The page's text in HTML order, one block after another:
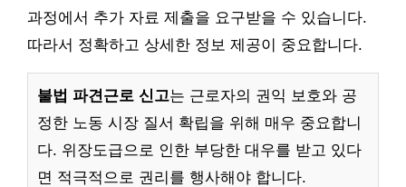
과정에서 추가 자료 제출을 요구받을 수 있습니다.
따라서 정확하고 상세한 정보 제공이 중요합니다.
불법 파견근로 신고는 근로자의 권익 보호와 공
정한 노동 시장 질서 확립을 위해 매우 중요합니
다. 위장도급으로 인한 부당한 대우를 받고 있다
면 적극적으로 권리를 행사해야 합니다.